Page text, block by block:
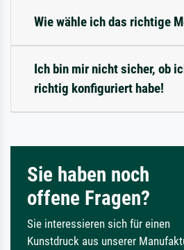
Wie wähle ich das richtige
Ich bin mir nicht sicher, ob
richtig konfiguriert habe!
Sie haben noch
offene Fragen?
Sie interessieren sich für einen
Kunstdruck aus unserer